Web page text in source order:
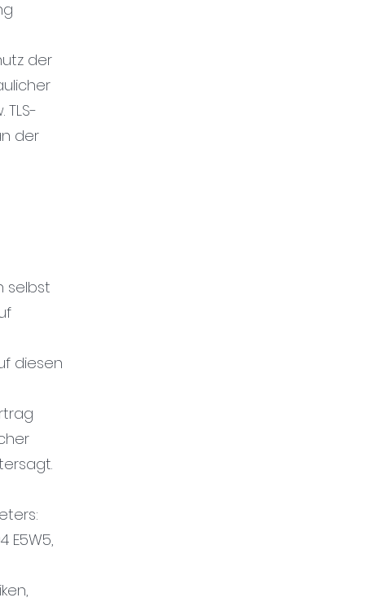
der
der
selbst
diesen
E5W5,